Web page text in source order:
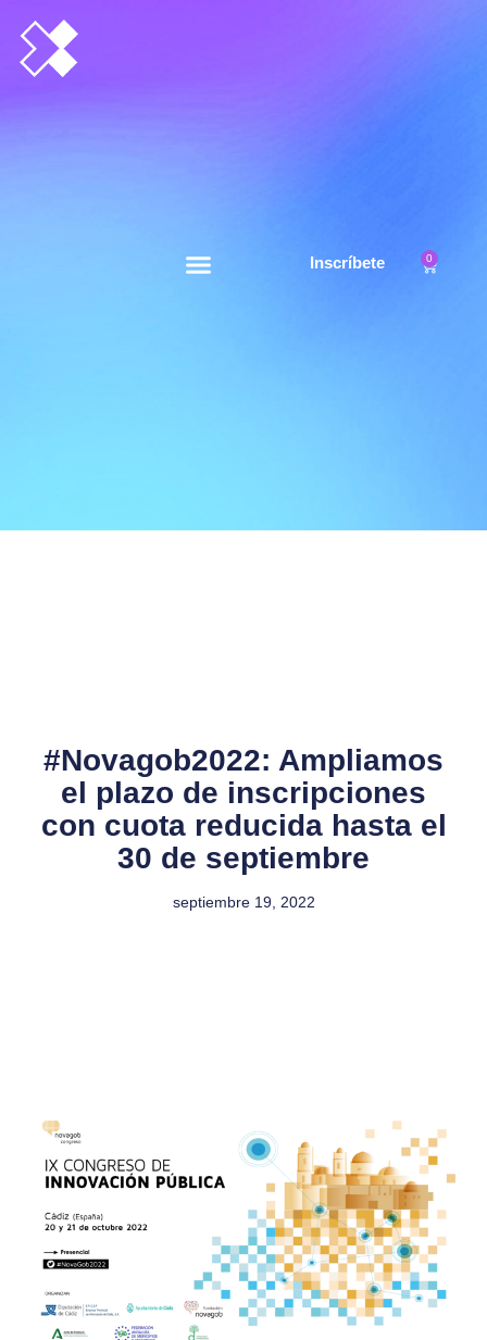
Inscríbete 0
#Novagob2022: Ampliamos
el plazo de inscripciones
con cuota reducida hasta el
30 de septiembre
septiembre 19, 2022